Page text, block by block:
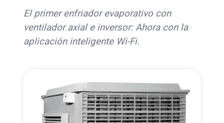
El primer enfriador evaporativo con
ventilador axial e inversor: Ahora con la
aplicación inteligente Wi-Fi.